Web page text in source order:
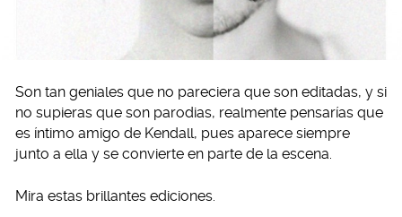
Son tan geniales que no pareciera que son editadas, y si
no supieras que son parodias, realmente pensarías que
es íntimo amigo de Kendall, pues aparece siempre
junto a ella y se convierte en parte de la escena.
Mira estas brillantes ediciones.